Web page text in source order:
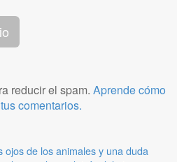
reducir el spam. Aprende cómo
comentarios.
de los animales y una duda